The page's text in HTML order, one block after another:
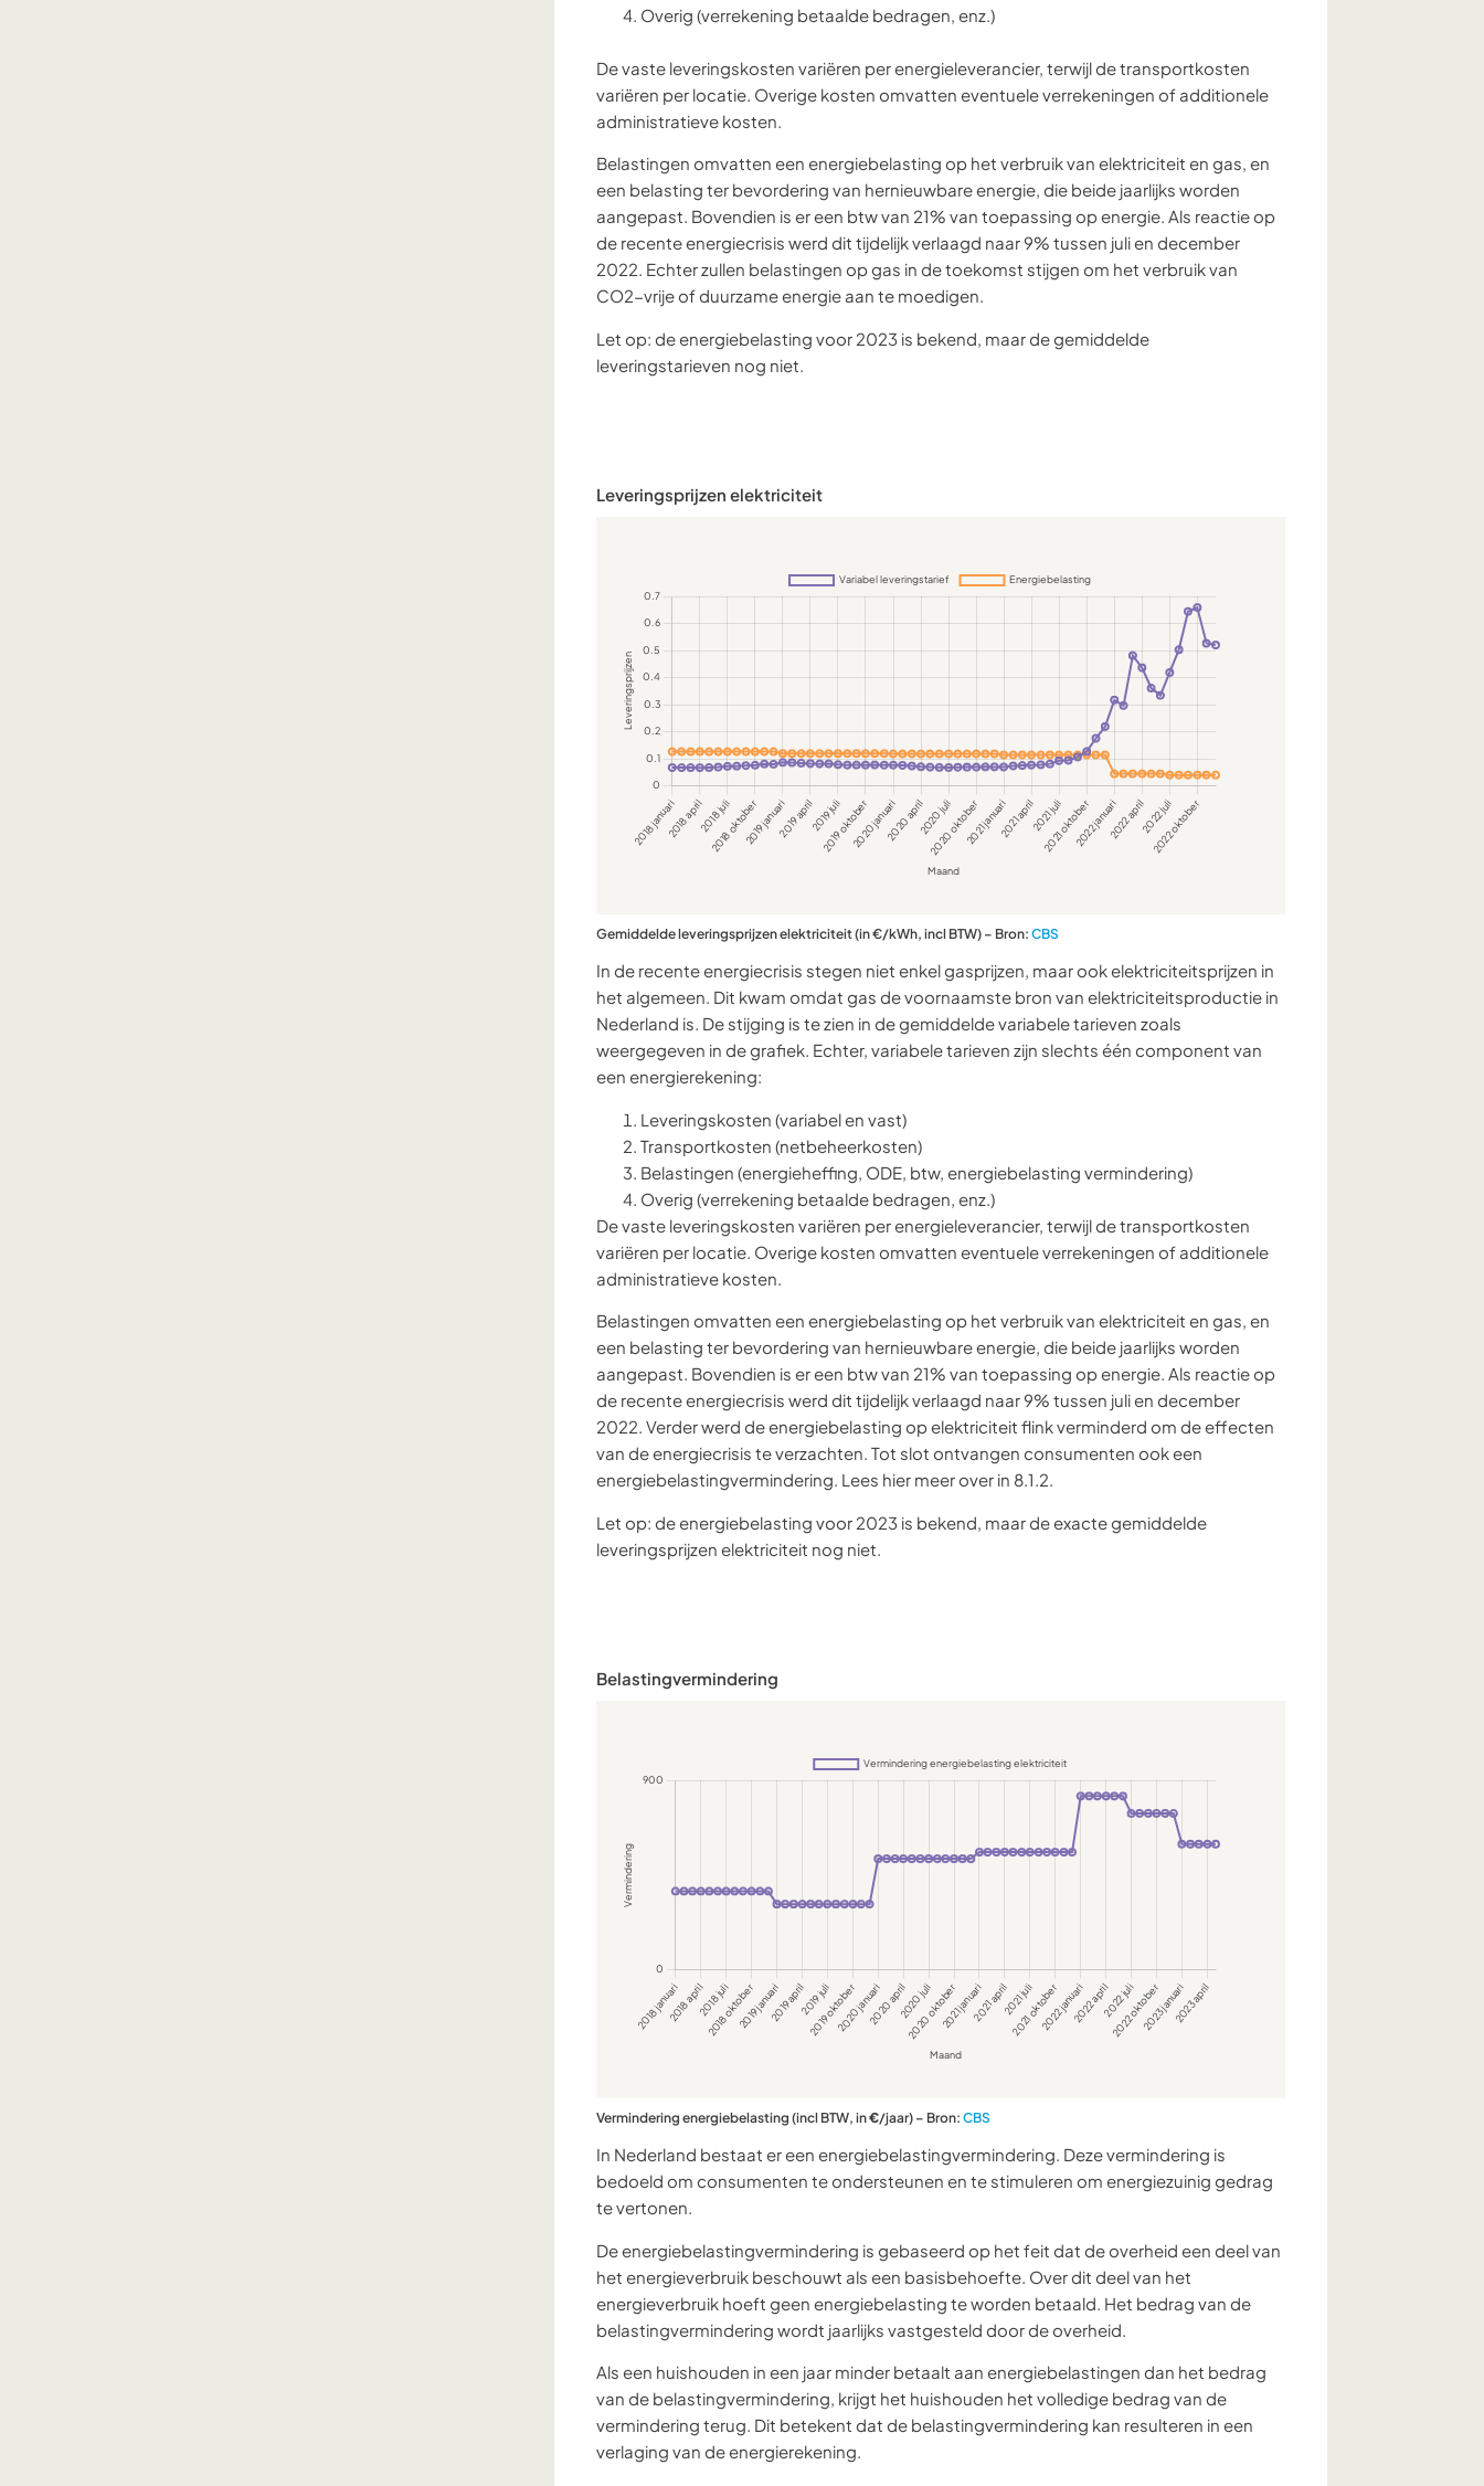
Overig (verrekening betaalde bedragen, enz.)
De vaste leveringskosten variëren per energieleverancier, terwijl de transportkosten
variëren per locatie. Overige kosten omvatten eventuele verrekeningen of additionele
administratieve kosten.
Belastingen omvatten een energiebelasting op het verbruik van elektriciteit en gas, en
een belasting ter bevordering van hernieuwbare energie, die beide jaarlijks worden
aangepast. Bovendien is er een btw van 21% van toepassing op energie. Als reactie op
de recente energiecrisis werd dit tijdelijk verlaagd naar 9% tussen juli en december
2022. Echter zullen belastingen op gas in de toekomst stijgen om het verbruik van
CO2-vrije of duurzame energie aan te moedigen.
Let op: de energiebelasting voor 2023 is bekend, maar de gemiddelde
leveringstarieven nog niet.
Leveringsprijzen elektriciteit
Gemiddelde leveringsprijzen elektriciteit (in €/kWh, incl BTW) – Bron:CBS
In de recente energiecrisis stegen niet enkel gasprijzen, maar ook elektriciteitsprijzen in
het algemeen. Dit kwam omdat gas de voornaamste bron van elektriciteitsproductie in
Nederland is. De stijging is te zien in de gemiddelde variabele tarieven zoals
weergegeven in de grafiek. Echter, variabele tarieven zijn slechts één component van
een energierekening:
Leveringskosten (variabel en vast)
Transportkosten (netbeheerkosten)
Belastingen (energieheffing, ODE, btw, energiebelasting vermindering)
Overig (verrekening betaalde bedragen, enz.)
De vaste leveringskosten variëren per energieleverancier, terwijl de transportkosten
variëren per locatie. Overige kosten omvatten eventuele verrekeningen of additionele
administratieve kosten.
Belastingen omvatten een energiebelasting op het verbruik van elektriciteit en gas, en
een belasting ter bevordering van hernieuwbare energie, die beide jaarlijks worden
aangepast. Bovendien is er een btw van 21% van toepassing op energie. Als reactie op
de recente energiecrisis werd dit tijdelijk verlaagd naar 9% tussen juli en december
2022. Verder werd de energiebelasting op elektriciteit flink verminderd om de effecten
van de energiecrisis te verzachten. Tot slot ontvangen consumenten ook een
energiebelastingvermindering. Lees hier meer over in 8.1.2.
Let op: de energiebelasting voor 2023 is bekend, maar de exacte gemiddelde
leveringsprijzen elektriciteit nog niet.
Belastingvermindering
Vermindering energiebelasting (incl BTW, in€/jaar) – Bron:CBS
In Nederland bestaat er een energiebelastingvermindering. Deze vermindering is
bedoeld om consumenten te ondersteunen en te stimuleren om energiezuinig gedrag
te vertonen.
De energiebelastingvermindering is gebaseerd op het feit dat de overheid een deel van
het energieverbruik beschouwt als een basisbehoefte. Over dit deel van het
energieverbruik hoeft geen energiebelasting te worden betaald. Het bedrag van de
belastingvermindering wordt jaarlijks vastgesteld door de overheid.
Als een huishouden in een jaar minder betaalt aan energiebelastingen dan het bedrag
van de belastingvermindering, krijgt het huishouden het volledige bedrag van de
vermindering terug. Dit betekent dat de belastingvermindering kan resulteren in een
verlaging van de energierekening.